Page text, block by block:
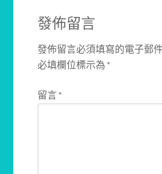
發佈留言
發佈留言必須填寫的電子郵
必填欄位標示為*
留言*